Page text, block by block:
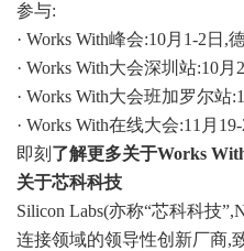
参与:
· Works With峰会:10月1-2日,
· Works With大会深圳站:10月
· Works With大会班加罗尔站
· Works With在线大会:11月19-
即刻 了解更多关于Works
关于芯科科技
Silicon Labs(亦称“芯科科技
连接领域的领导性创新厂商,